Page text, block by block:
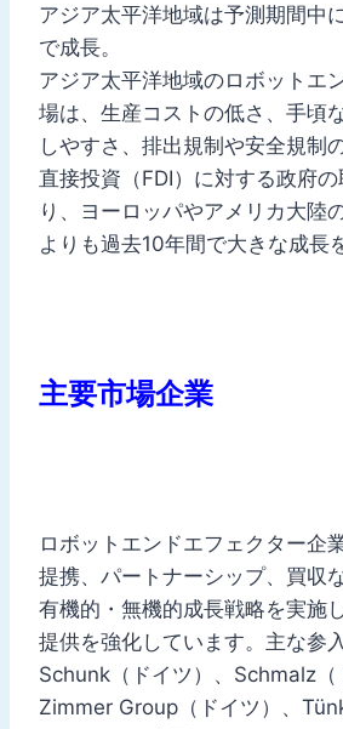
アジア太平洋地域は予測期間中
で成長。
アジア太平洋地域のロボットエ
場は、生産コストの低さ、手頃
しやすさ、排出規制や安全規制
直接投資（FDI）に対する政府
り、ヨーロッパやアメリカ大陸
よりも過去10年間で大きな成長
主要市場企業
ロボットエンドエフェクター企
提携、パートナーシップ、買収
有機的・無機的成長戦略を実施
提供を強化しています。主な参
Schunk（ドイツ）、Schmalz（
Zimmer Group（ドイツ）、